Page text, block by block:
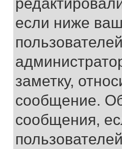
если ниже
заметку,
сообщение.
сообщения,